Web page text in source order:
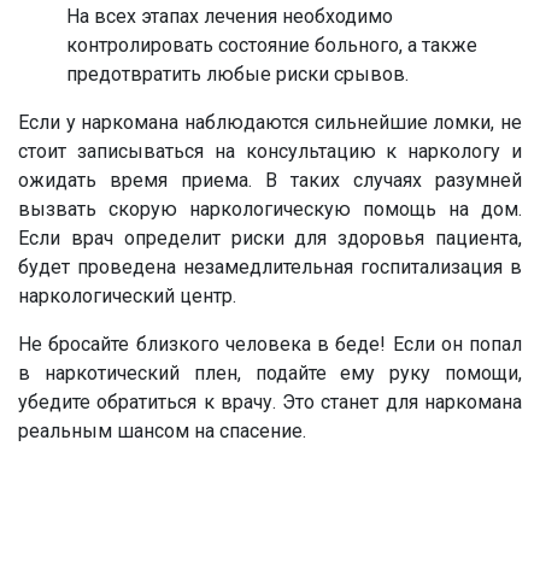
На всех этапах лечения необходимо
контролировать состояние больного, а также
предотвратить любые риски срывов.
Если у наркомана наблюдаются сильнейшие ломки, не
стоит записываться на консультацию к наркологу и
ожидать время приема. В таких случаях разумней
вызвать скорую наркологическую помощь на дом.
Если врач определит риски для здоровья пациента,
будет проведена незамедлительная госпитализация в
наркологический центр.
Не бросайте близкого человека в беде! Если он попал
в наркотический плен, подайте ему руку помощи,
убедите обратиться к врачу. Это станет для наркомана
реальным шансом на спасение.